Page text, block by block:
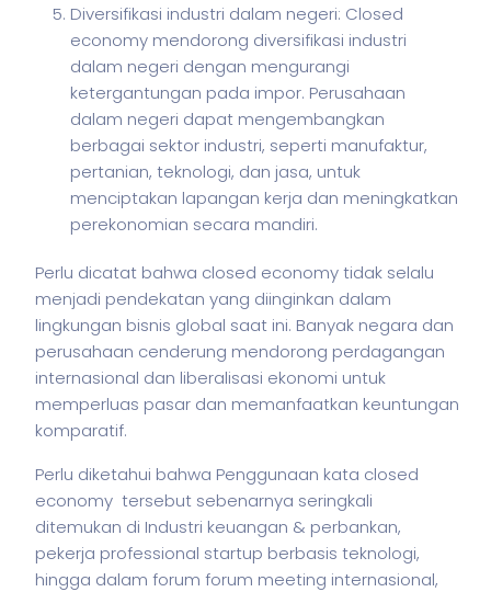
Diversifikasi industri dalam negeri: Closed
economy mendorong diversifikasi industri
dalam negeri dengan mengurangi
ketergantungan pada impor. Perusahaan
dalam negeri dapat mengembangkan
berbagai sektor industri, seperti manufaktur,
pertanian, teknologi, dan jasa, untuk
menciptakan lapangan kerja dan meningkatkan
perekonomian secara mandiri.
Perlu dicatat bahwa closed economy tidak selalu
menjadi pendekatan yang diinginkan dalam
lingkungan bisnis global saat ini. Banyak negara dan
perusahaan cenderung mendorong perdagangan
internasional dan liberalisasi ekonomi untuk
memperluas pasar dan memanfaatkan keuntungan
komparatif.
Perlu diketahui bahwa Penggunaan kata closed
economy tersebut sebenarnya seringkali
ditemukan di Industri keuangan & perbankan,
pekerja professional startup berbasis teknologi,
hingga dalam forum forum meeting internasional,